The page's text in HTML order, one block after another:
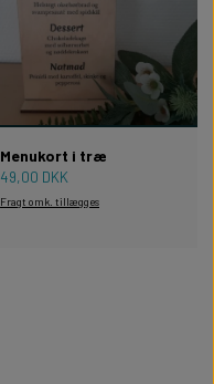
Menukort i træ
49,00 DKK
Fragt omk. tillægges